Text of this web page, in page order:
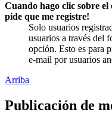
Cuando hago clic sobre el
pide que me registre!
Solo usuarios
usuarios a través del
opción. Esto es para
e-mail por usuarios
Arriba
Publicación de